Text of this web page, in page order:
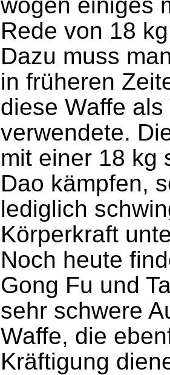
Rede von 18
Dazu muss
in früheren
diese Waffe
verwendete.
mit einer 18 kg
Dao kämpfen,
lediglich
Körperkraft
Noch heute
Gong Fu und
sehr schwere
Waffe, die
Kräftigung